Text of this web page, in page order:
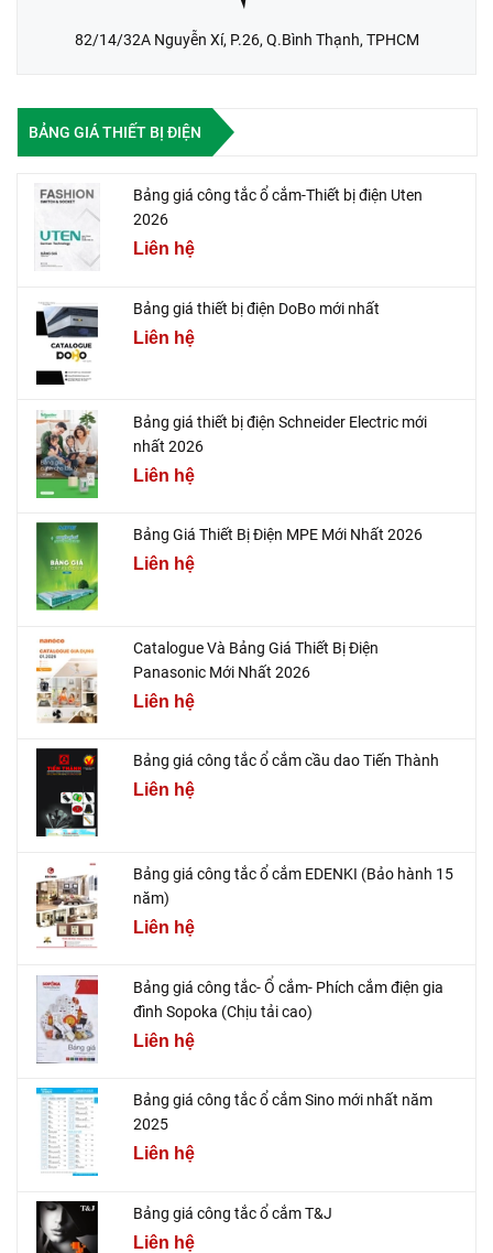
82/14/32A Nguyễn Xí, P.26, Q.Bình Thạnh, TPHCM
BẢNG GIÁ THIẾT BỊ ĐIỆN
Bảng giá công tắc ổ cắm-Thiết bị điện Uten
2026
Liên hệ
Bảng giá thiết bị điện DoBo mới nhất
Liên hệ
Bảng giá thiết bị điện Schneider Electric mới
nhất 2026
Liên hệ
Bảng Giá Thiết Bị Điện MPE Mới Nhất 2026
Liên hệ
Catalogue Và Bảng Giá Thiết Bị Điện
Panasonic Mới Nhất 2026
Liên hệ
Bảng giá công tắc ổ cắm cầu dao Tiến Thành
Liên hệ
Bảng giá công tắc ổ cắm EDENKI (Bảo hành 15
năm)
Liên hệ
Bảng giá công tắc- Ổ cắm- Phích cắm điện gia
đình Sopoka (Chịu tải cao)
Liên hệ
Bảng giá công tắc ổ cắm Sino mới nhất năm
2025
Liên hệ
Bảng giá công tắc ổ cắm T&J
Liên hệ